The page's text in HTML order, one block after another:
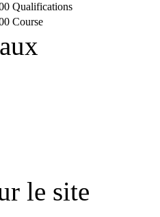
Qualifications
Course
le site